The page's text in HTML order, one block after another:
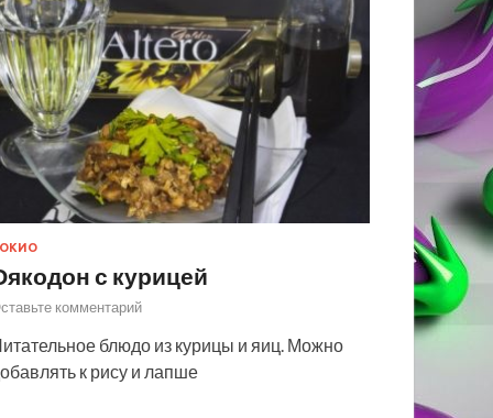
с курицей
комментарий
блюдо из курицы и яиц. Можно
к рису и лапше